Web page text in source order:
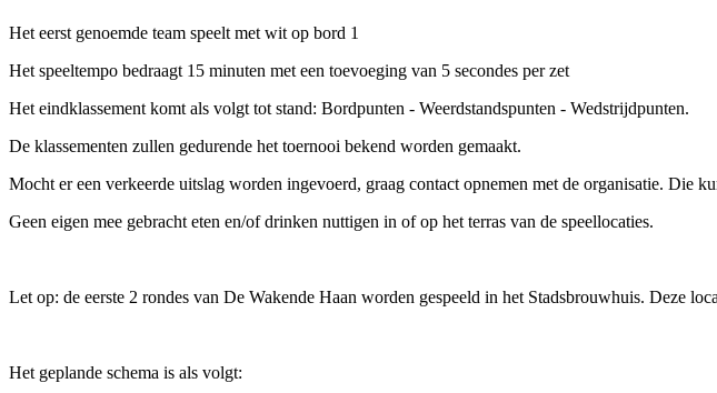
Het eerst genoemde team speelt met wit op bord 1
Het speeltempo bedraagt 15 minuten met een toevoeging van 5 secondes per zet
Het eindklassement komt als volgt tot stand: Bordpunten - Weerdstandspunten - Wedstrijdpunten.
De klassementen zullen gedurende het toernooi bekend worden gemaakt.
Mocht er een verkeerde uitslag worden ingevoerd, graag contact opnemen met de organisatie. Die
Geen eigen mee gebracht eten en/of drinken nuttigen in of op het terras van de speellocaties.
Let op: de eerste 2 rondes van De Wakende Haan worden gespeeld in het Stadsbrouwhuis. Deze
Het geplande schema is als volgt: